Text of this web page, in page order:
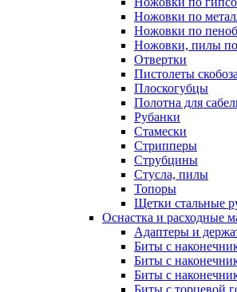
Ножовки по
Ножовки по
Ножовки, пилы по
Отвертки
Пистолеты
Плоскогубцы
Полотна для
Рубанки
Стамески
Стрипперы
Струбцины
Стусла, пилы
Топоры
Щетки стальные
Оснастка и расходные
Адаптеры и
Биты с
Биты с
Биты с
Биты с торцевой